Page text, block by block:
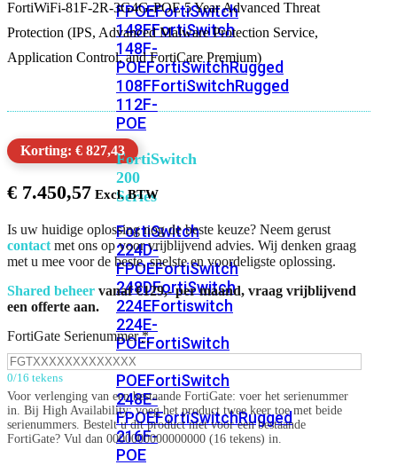
FPOEFortiSwitch
148FFortiSwitch
148F-
POEFortiSwitchRugged
108FFortiSwitchRugged
112F-
POE
FortiSwitch
200
Series
FortiSwitch
224D-
FPOEFortiSwitch
248DFortiSwitch
224EFortiswitch
224E-
POEFortiSwitch
248E-
POEFortiSwitch
248E-
FPOEFortiSwitchRugged
216F-
POE
FortiWiFi-81F-2R-3G4G-POE 5 Year Advanced Threat
Protection (IPS, Advanced Malware Protection Service,
Application Control, and FortiCare Premium)
Korting: € 827,43
€ 7.450,57
Is uw huidige oplossing nog de beste keuze? Neem gerust
contact met ons op voor vrijblijvend advies. Wij denken graag
met u mee voor de beste, snelste en voordeligste oplossing.
Shared beheer vanaf €129,- per maand, vraag vrijblijvend
een offerte aan.
FortiGate Serienummer *
0/16 tekens
Voor verlenging van een bestaande FortiGate: voer het serienummer
in. Bij High Availability: voeg het product twee keer toe met beide
serienummers. Bestelt u dit product niet voor een bestaande
FortiGate? Vul dan 0000000000000000 (16 tekens) in.